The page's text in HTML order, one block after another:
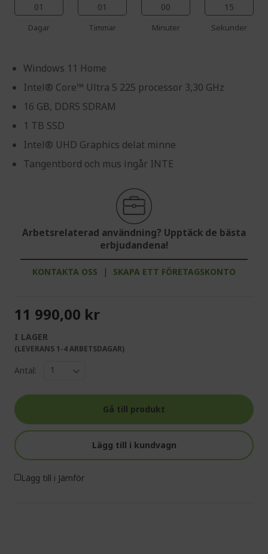
01
Dagar
01
Timmar
00
Minuter
14
Sekunder
Windows 11 Home
Intel® Core™ Ultra 5 225 processor 3,30 GHz
16 GB, DDR5 SDRAM
1 TB SSD
Intel® UHD Graphics delat minne
Tangentbord och mus ingår INTE
Arbetsrelaterad användning? Upptäck de bästa
erbjudandena!
KONTAKTA OSS | SKAPA ETT FÖRETAGSKONTO
11 990,00 kr
I LAGER
(LEVERANS 1-4 ARBETSDAGAR)
Antal:
Gå till produkt
Lägg till i kundvagn
Lägg till i Jämför